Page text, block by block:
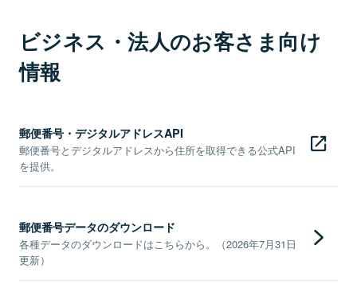
ビジネス・法人のお客さま向け
情報
郵便番号・デジタルアドレスAPI
郵便番号とデジタルアドレスから住所を取得できる公式API
を提供。
郵便番号データのダウンロード
各種データのダウンロードはこちらから。（2026年7月31日
更新）